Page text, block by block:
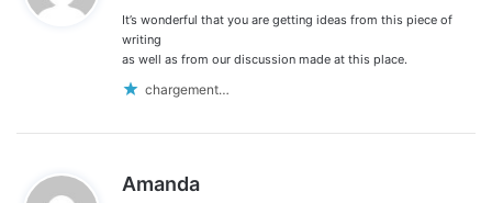
It’s wonderful that you are getting ideas from this piece of
writing
as well as from our discussion made at this place.
chargement…
Amanda